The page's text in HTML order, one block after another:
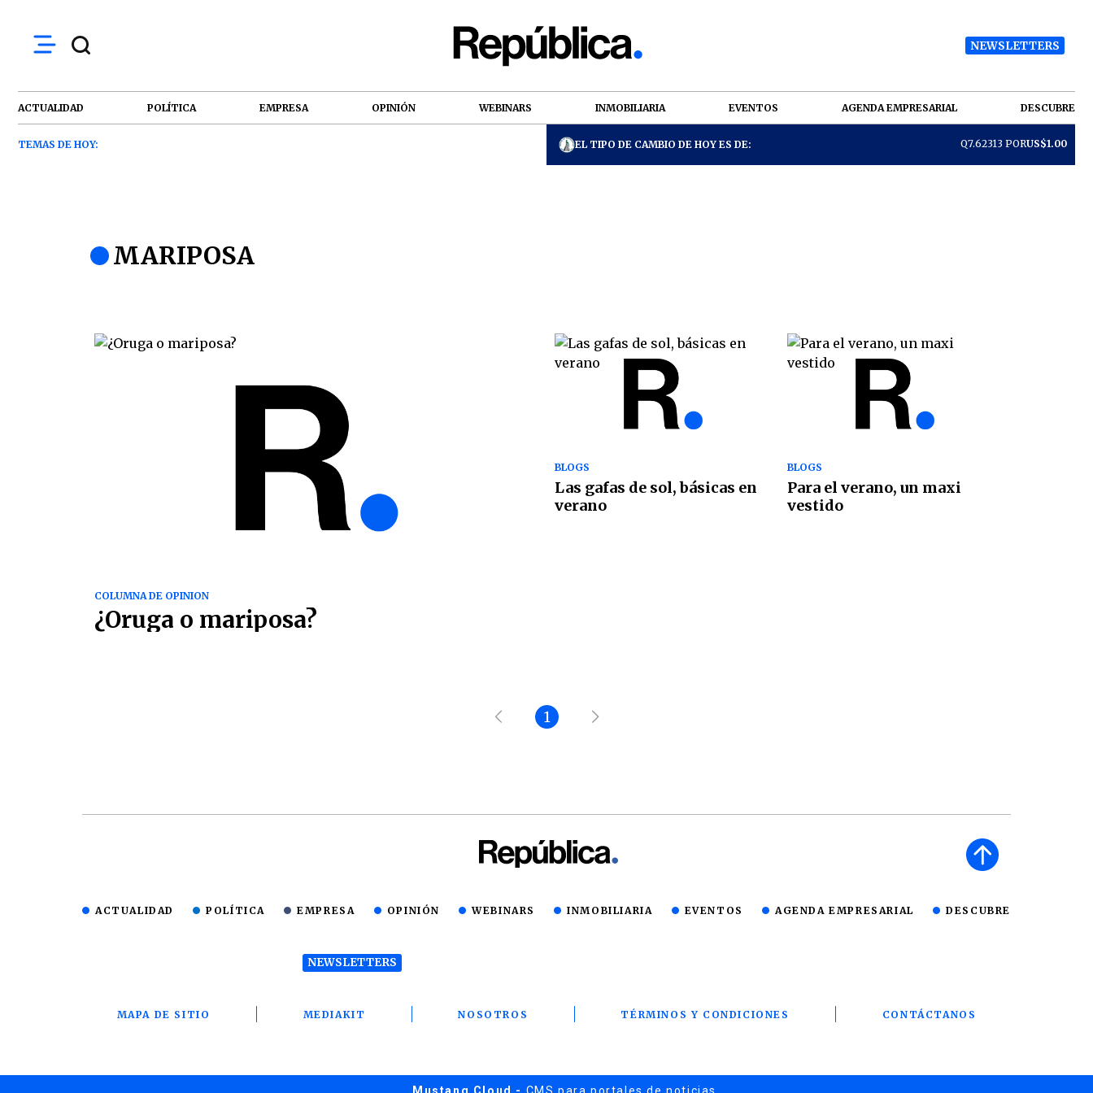
NEWSLETTERS
ACTUALIDAD POLÍTICA EMPRESA OPINIÓN WEBINARS INMOBILIARIA EVENTOS AGENDA EMPRESARIAL DESCUBRE
TEMAS DE HOY: EL TIPO DE CAMBIO DE HOY ES DE: Q7.62313 PORUS$1.00
MARIPOSA
COLUMNA DE OPINION
¿Oruga o mariposa?
BLOGS
Las gafas de sol, básicas en
verano
BLOGS
Para el verano, un maxi
vestido
1
ACTUALIDAD POLÍTICA EMPRESA OPINIÓN WEBINARS INMOBILIARIA EVENTOS AGENDA EMPRESARIAL DESCUBRE
NEWSLETTERS
MAPA DE SITIO MEDIAKIT NOSOTROS TÉRMINOS Y CONDICIONES CONTÁCTANOS